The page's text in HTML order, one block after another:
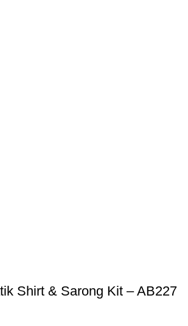
Shirt & Sarong Kit – AB227